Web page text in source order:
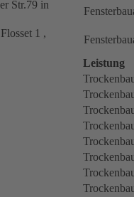
Str.79 in
1 ,
Leistung